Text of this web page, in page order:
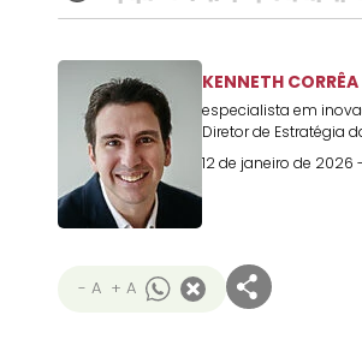
KENNETH CORRÊA
especialista em
Diretor de Estratégia
12 de janeiro de 2026 -
- A + A